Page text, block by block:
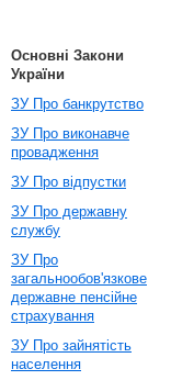
Основні Закони
України
ЗУ Про банкрутство
ЗУ Про виконавче
провадження
ЗУ Про відпустки
ЗУ Про державну
службу
ЗУ Про
загальнообов'язкове
державне пенсійне
страхування
ЗУ Про зайнятість
населення